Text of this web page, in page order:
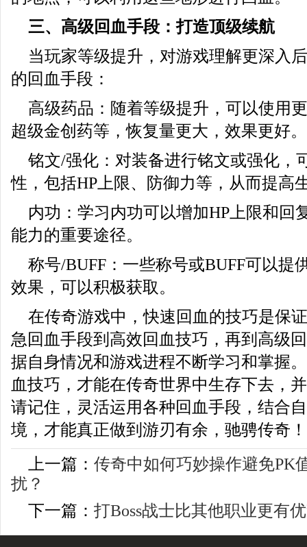
三、高级回血手段：打造顶级续航
当玩家等级提升，对游戏理解更深入
的回血手段：
高级药品：随着等级提升，可以使用
超级金创药等，恢复量更大，效果更好。
铭文/强化：对装备进行铭文或强化，
性，包括HP上限、防御力等，从而提高
内功：学习内功可以增加HP上限和回
能力的重要途径。
称号/BUFF：一些称号或BUFF可以提
效果，可以积极获取。
在传奇游戏中，快速回血的技巧是保
急回血手段到高效回血技巧，再到高级
据自身情况和游戏进程不断学习和掌握
血技巧，才能在传奇世界中生存下去，
请记住，灵活运用各种回血手段，结合
境，才能真正做到游刃有余，驰骋传奇！
上一篇： 传奇中如何巧妙操作避免PK
扰？
下一篇： 打Boss战士比其他职业更有